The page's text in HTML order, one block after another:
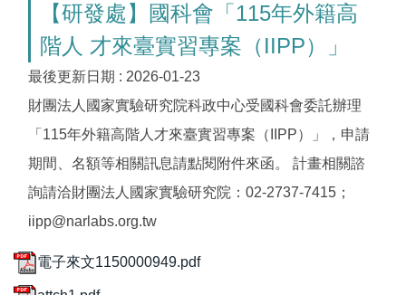
【研發處】國科會「115年外籍高
階人 才來臺實習專案（IIPP）」
最後更新日期 : 2026-01-23
財團法人國家實驗研究院科政中心受國科會委託辦理
「115年外籍高階人才來臺實習專案（IIPP）」，申請
期間、名額等相關訊息請點閱附件來函。 計畫相關諮
詢請洽財團法人國家實驗研究院：02-2737-7415；
iipp@narlabs.org.tw
電子來文1150000949.pdf